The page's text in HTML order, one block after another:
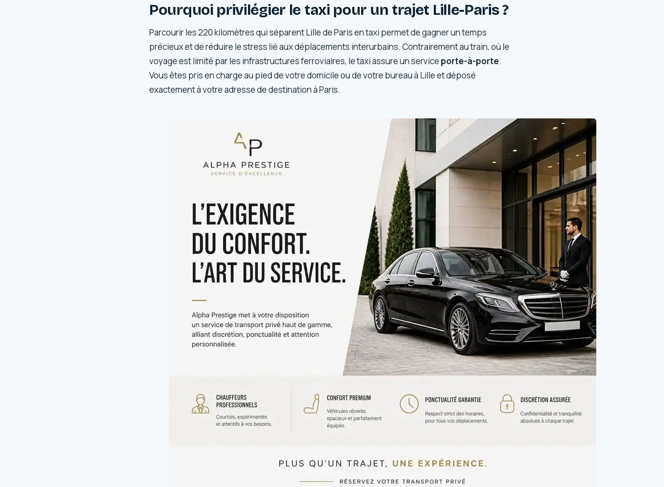
Pourquoi privilégier le taxi pour un trajet Lille-Paris ?
Parcourir les 220 kilomètres qui séparent Lille de Paris en taxi permet de gagner un temps
précieux et de réduire le stress lié aux déplacements interurbains. Contrairement au train, où le
voyage est limité par les infrastructures ferroviaires, le taxi assure un service porte-à-porte.
Vous êtes pris en charge au pied de votre domicile ou de votre bureau à Lille et déposé
exactement à votre adresse de destination à Paris.